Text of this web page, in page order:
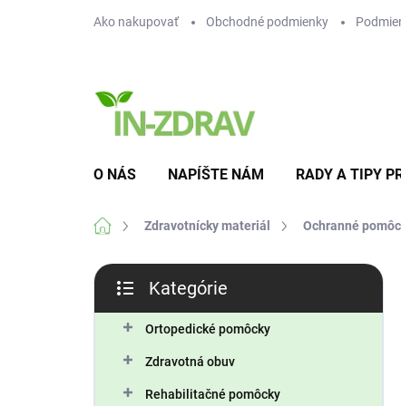
Ako nakupovať Obchodné podmienky
O NÁS NAPÍŠTE NÁM RADY A TIPY
DomovZdravotnícky materiál Ochranné
B
č
kategórie
Kategórie
Ortopedické pomôcky
Zdravotná obuv
Rehabilitačné pomôcky